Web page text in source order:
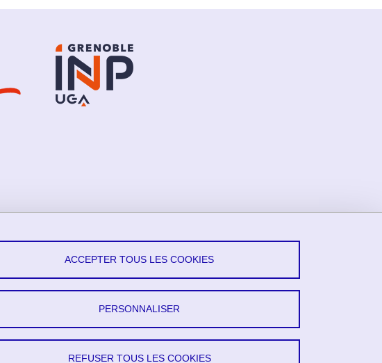
X
YouTube
ACCEPTER TOUS LES COOKIES
REFUSER TOUS LES COOKIES
PERSONNALISER